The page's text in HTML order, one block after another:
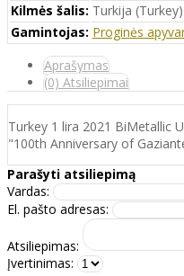
Kilmės šalis: Turkija (Turkey)
Gamintojas: Proginės
Aprašymas
(0) Atsiliepimai
Turkey 1 lira 2021 BiMetallic
"100th Anniversary of
Parašyti atsiliepimą
Vardas:
El. pašto adresas:
Atsiliepimas:
Įvertinimas: